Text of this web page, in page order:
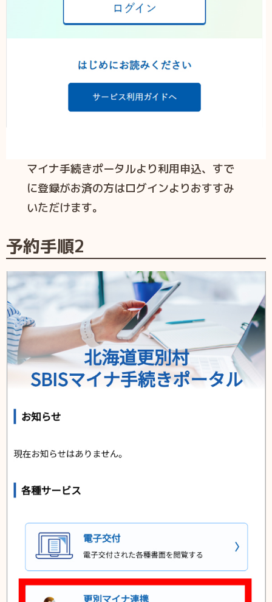
マイナ手続きポータルより利用申込、すで
に登録がお済の方はログインよりおすすみ
いただけます。
予約手順2